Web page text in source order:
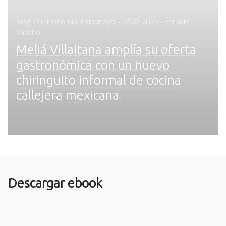
Blog Gastronomía Reportajes - Posted
28.07.2025 - Enrique
Sancho
Meliá Villaitana amplía su oferta
gastronómica con un nuevo
chiringuito informal de cocina
callejera mexicana
Descargar ebook